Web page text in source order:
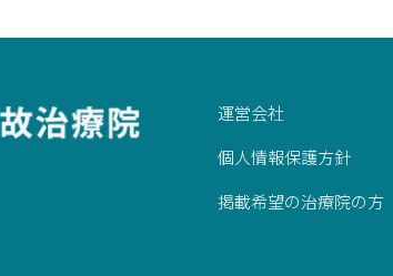
運営会社
個人情報保護方針
掲載希望の治療院の方